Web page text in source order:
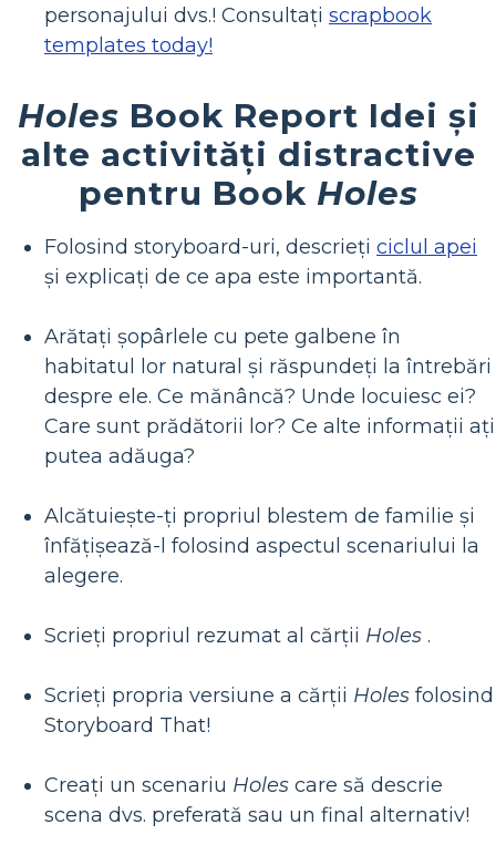
personajului dvs.! Consultați scrapbook
templates today!
Holes Book Report Idei și
alte activități distractive
pentru Book Holes
Folosind storyboard-uri, descrieți ciclul apei
și explicați de ce apa este importantă.
Arătați șopârlele cu pete galbene în
habitatul lor natural și răspundeți la întrebări
despre ele. Ce mănâncă? Unde locuiesc ei?
Care sunt prădătorii lor? Ce alte informații ați
putea adăuga?
Alcătuiește-ți propriul blestem de familie și
înfățișează-l folosind aspectul scenariului la
alegere.
Scrieți propriul rezumat al cărții Holes .
Scrieți propria versiune a cărții Holes folosind
Storyboard That!
Creați un scenariu Holes care să descrie
scena dvs. preferată sau un final alternativ!